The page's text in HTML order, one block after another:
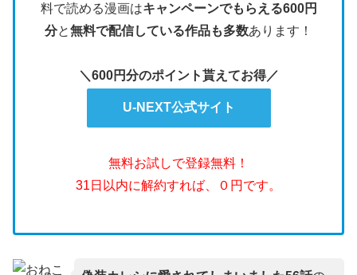
料で読める漫画はキャンペーンでもらえる600円
分と無料で配信している作品も多数あります！
＼600円分のポイント貰えてお得／
U-NEXT公式サイト
無料お試しで登録無料！
31日以内に解約すれば、０円です。